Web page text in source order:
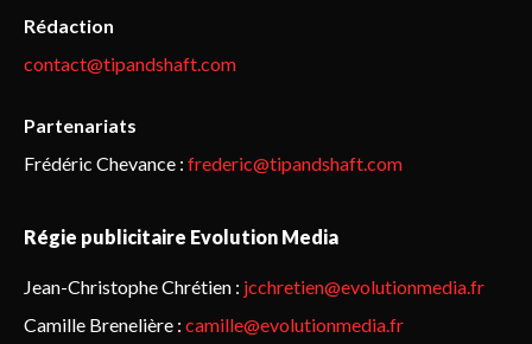
Rédaction
contact@tipandshaft.com
Partenariats
Frédéric Chevance : frederic@tipandshaft.com
Régie publicitaire Evolution Media
Jean-Christophe Chrétien : jcchretien@evolutionmedia.fr
Camille Brenelière : camille@evolutionmedia.fr